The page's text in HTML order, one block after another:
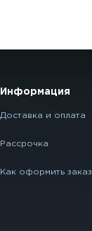
Информация
Доставка и оплата
Рассрочка
Как оформить заказ